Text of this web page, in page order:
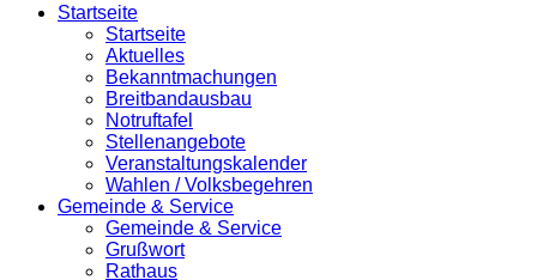
Startseite
Startseite
Aktuelles
Bekanntmachungen
Breitbandausbau
Notruftafel
Stellenangebote
Veranstaltungskalender
Wahlen / Volksbegehren
Gemeinde & Service
Gemeinde & Service
Grußwort
Rathaus